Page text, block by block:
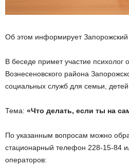
Об этом информирует Запорожский
В беседе примет участие психолог
Вознесеновского района
социальных служб для семьи,
Тема: «Что делать, если ты на
По указанным вопросам можно
стационарный телефон 228-15-84
операторов: